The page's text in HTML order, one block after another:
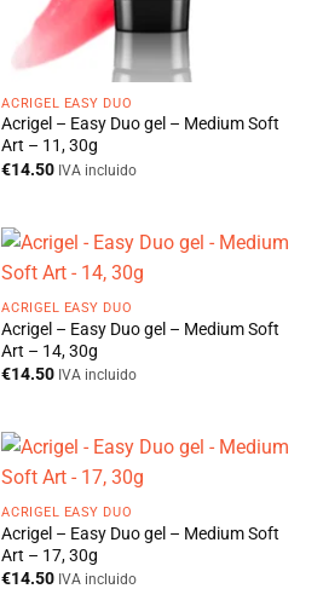
ACRIGEL EASY DUO
Acrigel – Easy Duo gel – Medium Soft
Art – 11, 30g
€14.50 IVA incluido
ACRIGEL EASY DUO
Acrigel – Easy Duo gel – Medium Soft
Art – 14, 30g
€14.50 IVA incluido
ACRIGEL EASY DUO
Acrigel – Easy Duo gel – Medium Soft
Art – 17, 30g
€14.50 IVA incluido